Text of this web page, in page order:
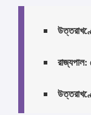
রাজ্যপাল: